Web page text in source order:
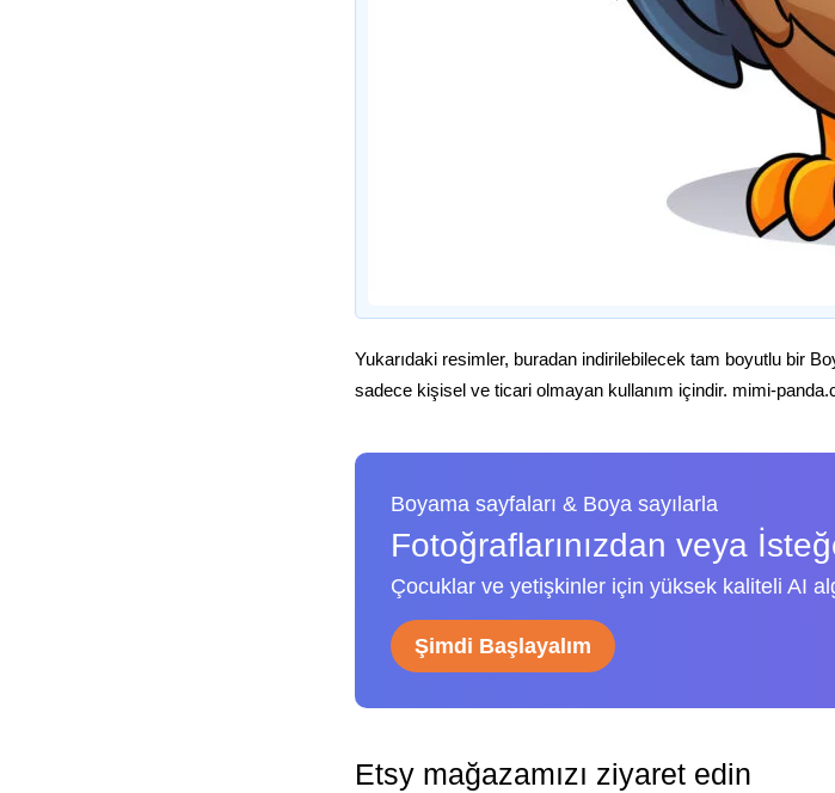
Yukarıdaki resimler, buradan indirilebilecek tam boyutlu bir
sadece kişisel ve ticari olmayan kullanım içindir. mimi-
Boyama sayfaları & Boya sayılarla
Fotoğraflarınızdan veya
Çocuklar ve yetişkinler için yüksek kaliteli AI
Şimdi Başlayalım
Etsy mağazamızı ziyaret edin